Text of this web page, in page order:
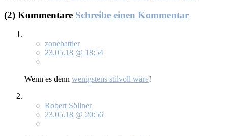
(2) Kommentare Schreibe einen Kommentar
zonebattler
23.05.18 @ 18:54
Wenn es denn we­nigs­tens stil­voll wä­re!
Robert Söllner
23.05.18 @ 20:56